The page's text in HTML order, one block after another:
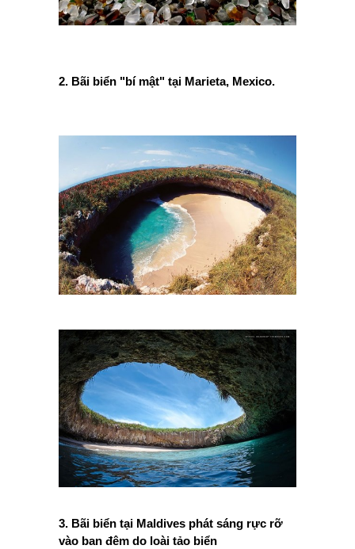
2. Bãi biển "bí mật" tại Marieta, Mexico.
3. Bãi biển tại Maldives phát sáng rực rỡ
vào ban đêm do loài tảo biển